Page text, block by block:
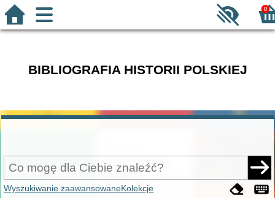
0
BIBLIOGRAFIA HISTORII POLSKIEJ
Wyszukiwanie zaawansowaneKolekcje